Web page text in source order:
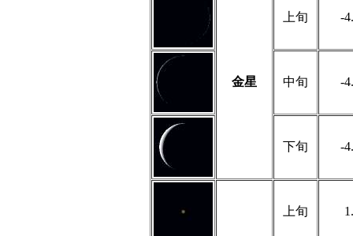
金星
上旬 -
中旬 -
下旬 -
上旬